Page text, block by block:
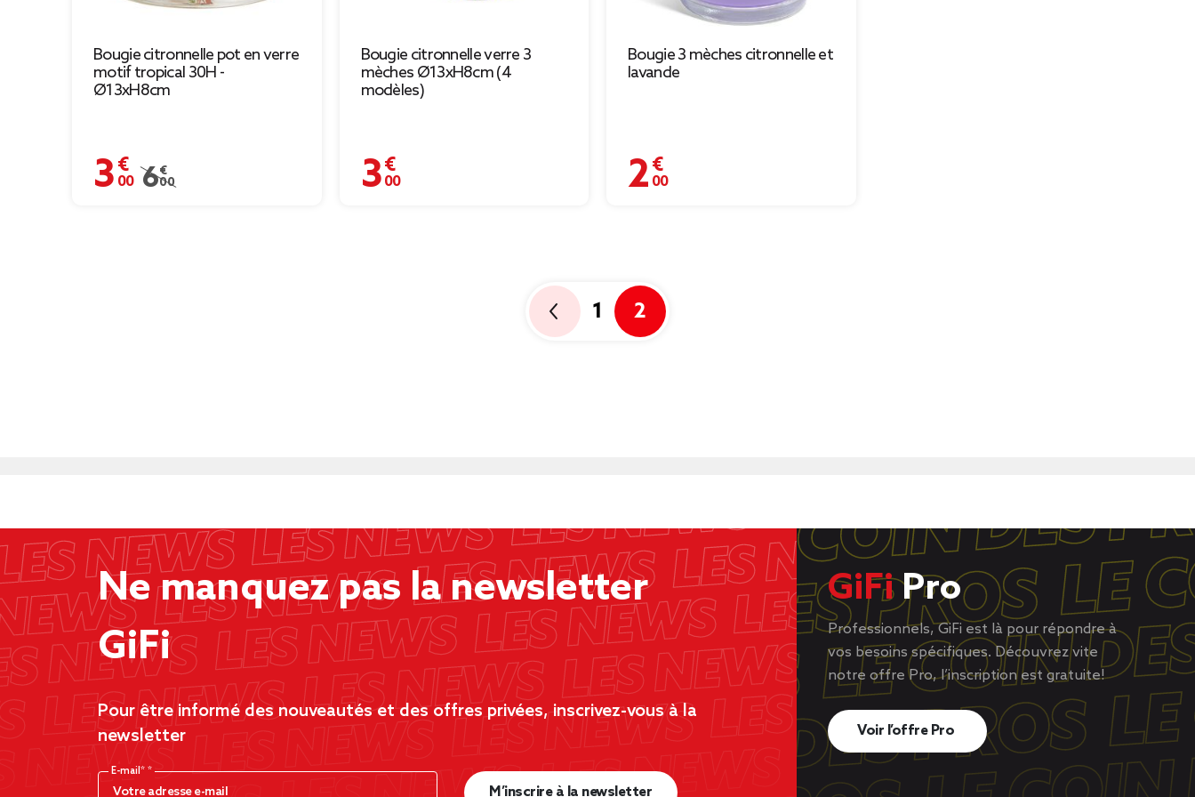
Bougie citronnelle pot en verre
motif tropical 30H -
Ø13xH8cm
3,00 €
Prix remisé de 6,00 € à 3,00 €
6,00 €
Bougie citronnelle verre 3
mèches Ø13xH8cm (4
modèles)
3,00 €
Bougie 3 mèches citronnelle et
lavande
2,00 €
1 2
Ne manquez pas la newsletter
GiFi
Pour être informé des nouveautés et des offres privées, inscrivez-vous à la
newsletter
E-mail*
M’inscrire à la newsletter
GiFiPro
Professionnels, GiFi est là pour répondre à
vos besoins spécifiques. Découvrez vite
notre offre Pro, l’inscription est gratuite!
Voir l’offre Pro